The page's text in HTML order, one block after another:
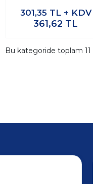
301,35 TL + KDV
361,62 TL
Bu kategoride toplam 11